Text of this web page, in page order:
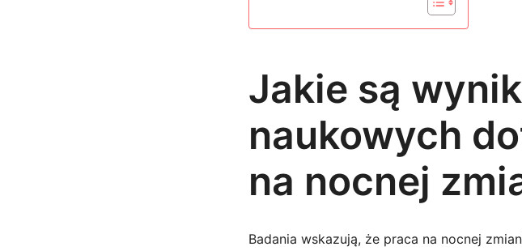
Jakie są
naukowych
na nocnej
Badania wskazują, że praca na nocnej